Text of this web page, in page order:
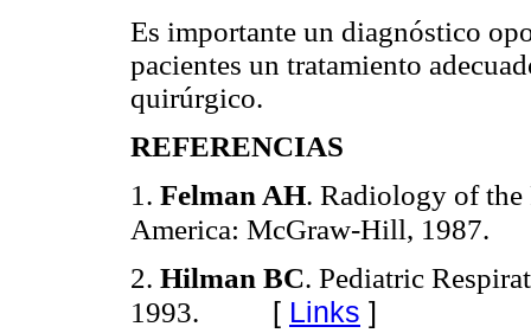
Es importante un diagnóstico
pacientes un tratamiento
quirúrgico.
REFERENCIAS
1. Felman AH. Radiology of the
America: McGraw-Hill, 1987.
2. Hilman BC. Pediatric
1993.
[ Links ]